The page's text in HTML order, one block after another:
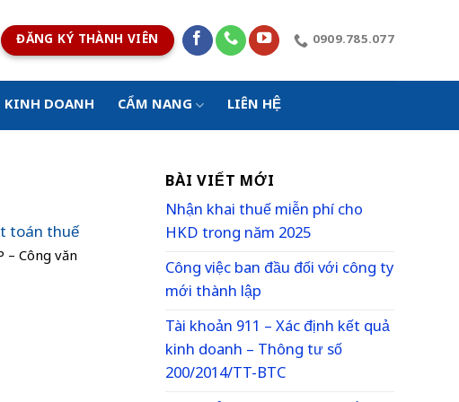
ĐĂNG KÝ THÀNH VIÊN 0909.785.077
DOANH CẨM NANG LIÊN HỆ
toán thuế
– Công văn
BÀI VIẾT MỚI
Nhận khai thuế miễn phí cho
HKD trong năm 2025
Công việc ban đầu đối với công ty
mới thành lập
Tài khoản 911 – Xác định kết quả
kinh doanh – Thông tư số
200/2014/TT-BTC